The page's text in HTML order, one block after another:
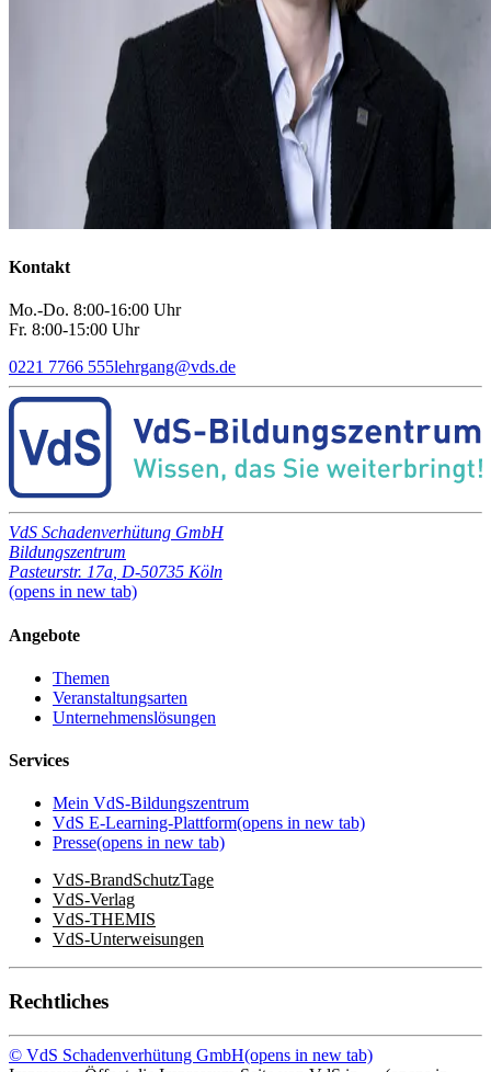
Kontakt
Mo.-Do. 8:00-16:00 Uhr
Fr. 8:00-15:00 Uhr
0221 7766 555lehrgang@vds.de
VdS Schadenverhütung GmbH
Bildungszentrum
Pasteurstr. 17a D-50735 Köln
(opens in new tab)
Angebote
Themen
Veranstaltungsarten
Unternehmenslösungen
Services
Mein VdS-Bildungszentrum
VdS E-Learning-Plattform(opens in new tab)
Presse(opens in new tab)
VdS-BrandSchutzTage
VdS-Verlag
VdS-THEMIS
VdS-Unterweisungen
Rechtliches
© VdS Schadenverhütung GmbH(opens in new tab)